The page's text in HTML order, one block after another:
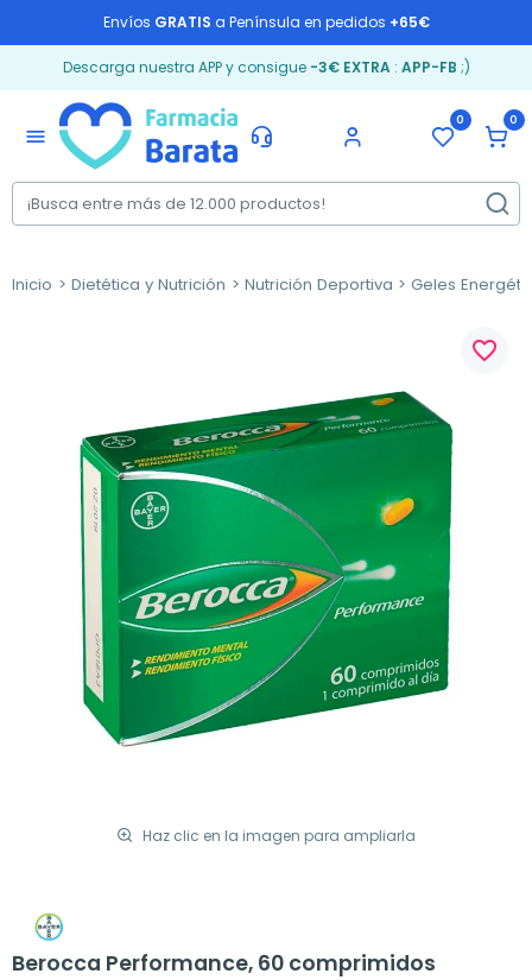
Envíos GRATIS a Península en pedidos +65€
Descarga nuestra APP y consigue -3€ EXTRA: APP-FB ;)
menu
0 0
Inicio Dietética y Nutrición Nutrición Deportiva Geles
Haz clic en la imagen para ampliarla
favorite_border
Berocca Performance, 60 comprimidos